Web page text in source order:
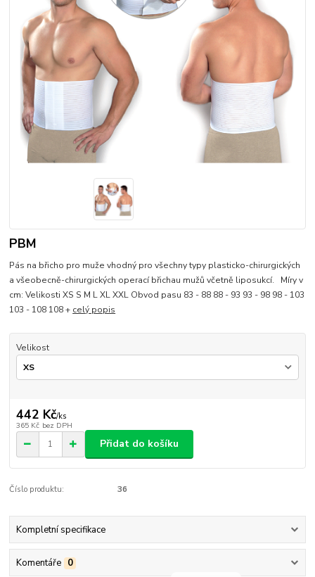
PBM
Pás na břicho pro muže vhodný pro všechny typy plasticko-chirurgických
a všeobecně-chirurgických operací břichau mužů včetně liposukcí. Míry v
cm: Velikosti XS S M L XL XXL Obvod pasu 83 - 88 88 - 93 93 - 98 98 - 103
103 - 108 108 + celý popis
Velikost
442 Kč/ks
365 Kč bez DPH
Přidat do košíku
Číslo produktu: 36
Kompletní specifikace
Komentáře 0